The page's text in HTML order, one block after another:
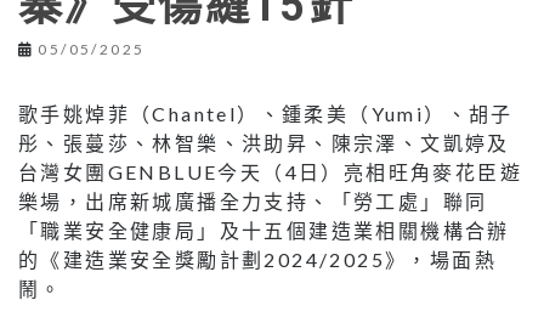
05/05/2025
歌手姚焯菲（Chantel）、鍾柔美（Yumi）、胡子
彤、張蔓莎、林智樂、洪助昇、陳宗澤、文凱婷及
台灣女團GENBLUE今天（4日）亮相旺角麥花臣遊
樂場，出席新城廣播全力支持、「勞工處」聯同
「職業安全健康局」及十五個建造業相關機構合辦
的《建造業安全獎勵計劃2024/2025》，場面熱
鬧。